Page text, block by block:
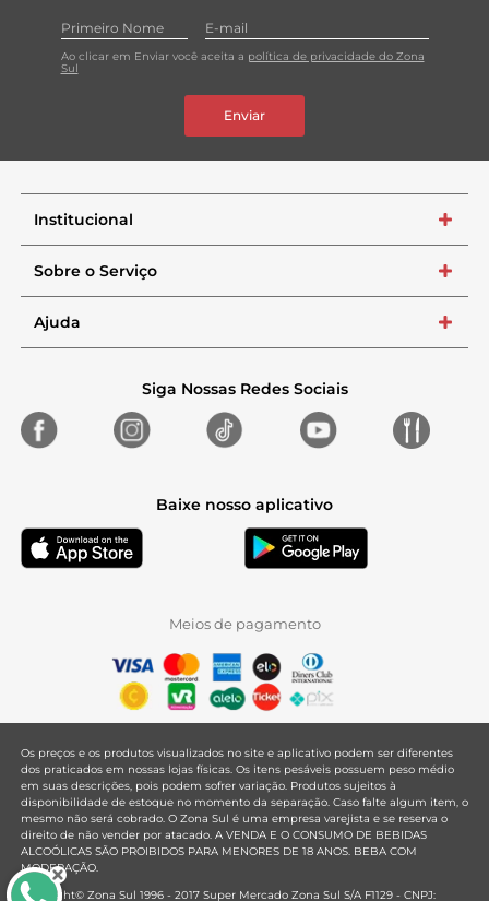
Ao clicar em Enviar você aceita a política de privacidade do Zona
Sul
Enviar
Institucional +
Sobre o Serviço +
Ajuda +
Siga Nossas Redes Sociais
Baixe nosso aplicativo
Meios de pagamento
Os preços e os produtos visualizados no site e aplicativo podem ser diferentes
dos praticados em nossas lojas físicas. Os itens pesáveis possuem peso médio
em suas descrições, pois podem sofrer variação. Produtos sujeitos à
disponibilidade de estoque no momento da separação. Caso falte algum item, o
mesmo não será cobrado. O Zona Sul é uma empresa varejista e se reserva o
direito de não vender por atacado. A VENDA E O CONSUMO DE BEBIDAS
ALCOÓLICAS SÃO PROIBIDOS PARA MENORES DE 18 ANOS. BEBA COM
MODERAÇÃO.
Copyright© Zona Sul 1996 - 2017 Super Mercado Zona Sul S/A F1129 - CNPJ: